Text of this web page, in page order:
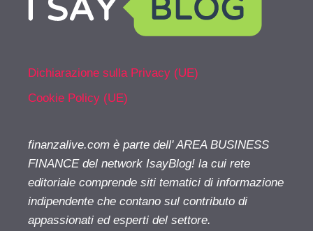
Dichiarazione sulla Privacy (UE)
Cookie Policy (UE)
finanzalive.com è parte dell' AREA BUSINESS
FINANCE del network IsayBlog! la cui rete
editoriale comprende siti tematici di informazione
indipendente che contano sul contributo di
appassionati ed esperti del settore.